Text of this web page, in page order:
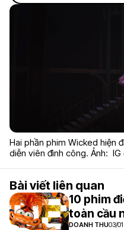
Hai phần phim Wicked hiện
diễn viên đình công. Ảnh: IG
Bài viết liên quan
10 phim
toàn cầu
DOANH THU03/01